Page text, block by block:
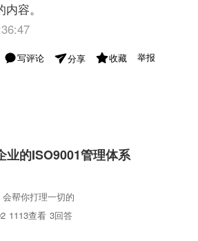
容。
写评论 分享 收藏 举报
业的ISO9001管理体系
帮你打理一切的
1113查看 3回答